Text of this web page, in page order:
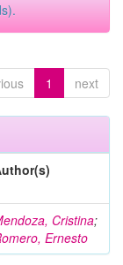
1 next
Cristina;
Ernesto